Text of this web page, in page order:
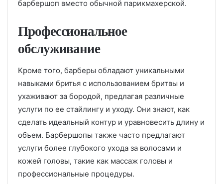
барбершоп вместо обычной парикмахерской.
Профессиональное
обслуживание
Кроме того, барберы обладают уникальными
навыками бритья с использованием бритвы и
ухаживают за бородой, предлагая различные
услуги по ее стайлингу и уходу. Они знают, как
сделать идеальный контур и уравновесить длину и
объем. Барбершопы также часто предлагают
услуги более глубокого ухода за волосами и
кожей головы, такие как массаж головы и
профессиональные процедуры.